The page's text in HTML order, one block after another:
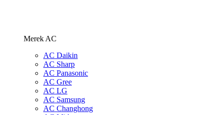
Merek AC
AC Daikin
AC Sharp
AC Panasonic
AC Gree
AC LG
AC Samsung
AC Changhong